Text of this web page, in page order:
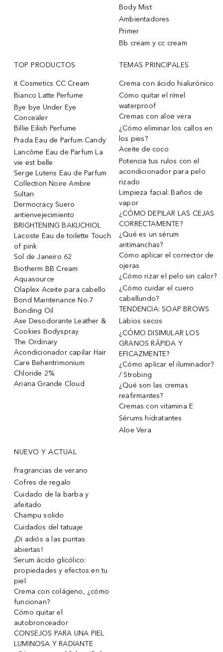
Body Mist
Ambientadores
Primer
Bb cream y cc cream
TOP PRODUCTOS
it Cosmetics CC Cream
Bianco Latte Perfume
Bye bye Under Eye
Concealer
Billie Eilish Perfume
Prada Eau de Parfum Candy
Lancôme Eau de Parfum La
vie est belle
Serge Lutens Eau de Parfum
Collection Noire Ambre
Sultan
Dermocracy Suero
antienvejecimiento
BRIGHTENING BAKUCHIOL
Lacoste Eau de toilette Touch
of pink
Sol de Janeiro 62
Biotherm BB Cream
Aquasource
Olaplex Aceite para cabello
Bond Maintenance No.7
Bonding Oil
Axe Desodorante Leather &
Cookies Bodyspray
The Ordinary
Acondicionador capilar Hair
Care Behentrimonium
Chloride 2%
Ariana Grande Cloud
TEMAS PRINCIPALES
Crema con ácido hialurónico
Cómo quitar el rímel
waterproof
Cremas con aloe vera
¿Cómo eliminar los callos en
los pies?
Aceite de coco
Potencia tus rulos con el
acondicionador para pelo
rizado
Limpieza facial: Baños de
vapor
¿CÓMO DEPILAR LAS CEJAS
CORRECTAMENTE?
¿Qué es un sérum
antimanchas?
Cómo aplicar el corrector de
ojeras
¿Cómo rizar el pelo sin calor?
¿Cómo cuidar el cuero
cabellundo?
TENDENCIA: SOAP BROWS
Labios secos
¿CÓMO DISIMULAR LOS
GRANOS RÁPIDA Y
EFICAZMENTE?
¿Cómo aplicar el iluminador?
/ Strobing
¿Qué son las cremas
reafirmantes?
Cremas con vitamina E
Sérums hidratantes
Aloe Vera
NUEVO Y ACTUAL
Fragrancias de verano
Cofres de regalo
Cuidado de la barba y
afeitado
Champu solido
Cuidados del tatuaje
¡Di adiós a las puntas
abiertas!
Serum ácido glicólico:
propiedades y efectos en tu
piel
Crema con colágeno, ¿cómo
funcionan?
Cómo quitar el
autobronceador
CONSEJOS PARA UNA PIEL
LUMINOSA Y RADIANTE